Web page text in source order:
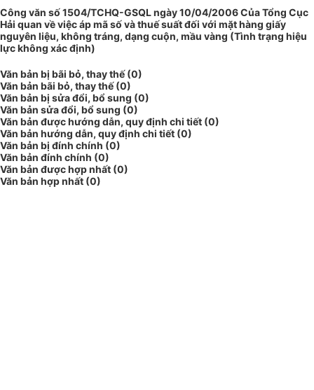
Công văn số 1504/TCHQ-GSQL ngày 10/04/2006 Của Tổng Cục
Hải quan về việc áp mã số và thuế suất đối với mặt hàng giấy
nguyên liệu, không tráng, dạng cuộn, mầu vàng (Tình trạng hiệu
lực không xác định)
Văn bản bị bãi bỏ, thay thế (0)
Văn bản bãi bỏ, thay thế (0)
Văn bản bị sửa đổi, bổ sung (0)
Văn bản sửa đổi, bổ sung (0)
Văn bản được hướng dẫn, quy định chi tiết (0)
Văn bản hướng dẫn, quy định chi tiết (0)
Văn bản bị đính chính (0)
Văn bản đính chính (0)
Văn bản được hợp nhất (0)
Văn bản hợp nhất (0)